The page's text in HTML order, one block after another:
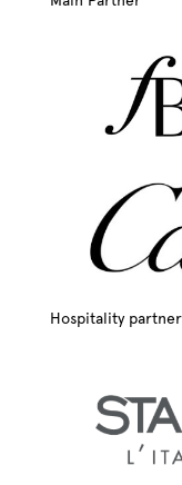
Hospitality partner